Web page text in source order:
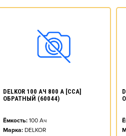
DELKOR 100 АЧ 800 А [CCA]
ОБРАТНЫЙ (60044)
Ёмкость: 100 Ач
Марка: DELKOR